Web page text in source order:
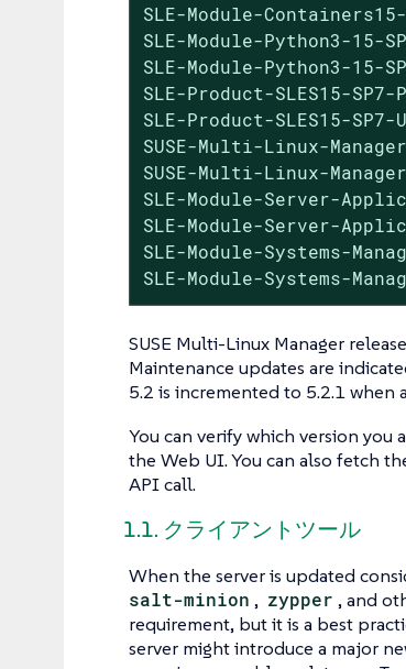
SLE-Module-
SLE-Module-
SLE-Module-
SLE-Product-
SLE-Product-
SUSE-Multi-Linux-
SUSE-Multi-Linux-
SLE-Module-Server-
SLE-Module-Server-
SLE-Module-Systems-
SLE-Module-Systems-
SUSE Multi-Linux Manager
Maintenance updates are
5.2 is incremented to 5.2.1 when
You can verify which version
the Web UI. You can also fetch
API call.
1.1. クライアントツール
When the server is updated
salt-minion , zypper , and
requirement, but it is a best
server might introduce a major